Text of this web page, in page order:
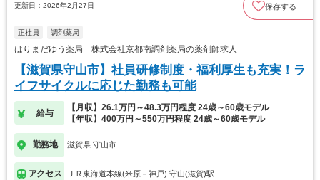
更新日：2026年2月27日 保存する
正社員 調剤薬局
はりまだゆう薬局 株式会社京都南調剤薬局の薬剤師求人
【滋賀県守山市】社員研修制度・福利厚生も充実！ラ
イフサイクルに応じた勤務も可能
給与
【月収】26.1万円～48.3万円程度 24歳～60歳モデル
【年収】400万円～550万円程度 24歳～60歳モデル
勤務地 滋賀県 守山市
アクセス ＪＲ東海道本線(米原－神戸) 守山(滋賀)駅